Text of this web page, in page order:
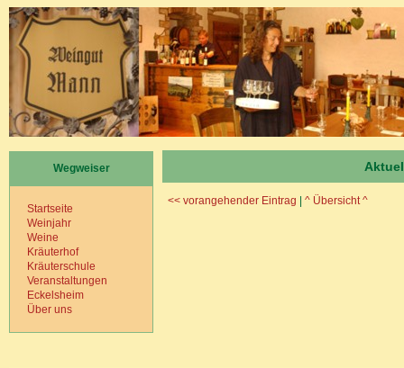
Wegweiser
Startseite
Weinjahr
Weine
Kräuterhof
Kräuterschule
Veranstaltungen
Eckelsheim
Über uns
<< vorangehender Eintrag | ^ Übersicht ^